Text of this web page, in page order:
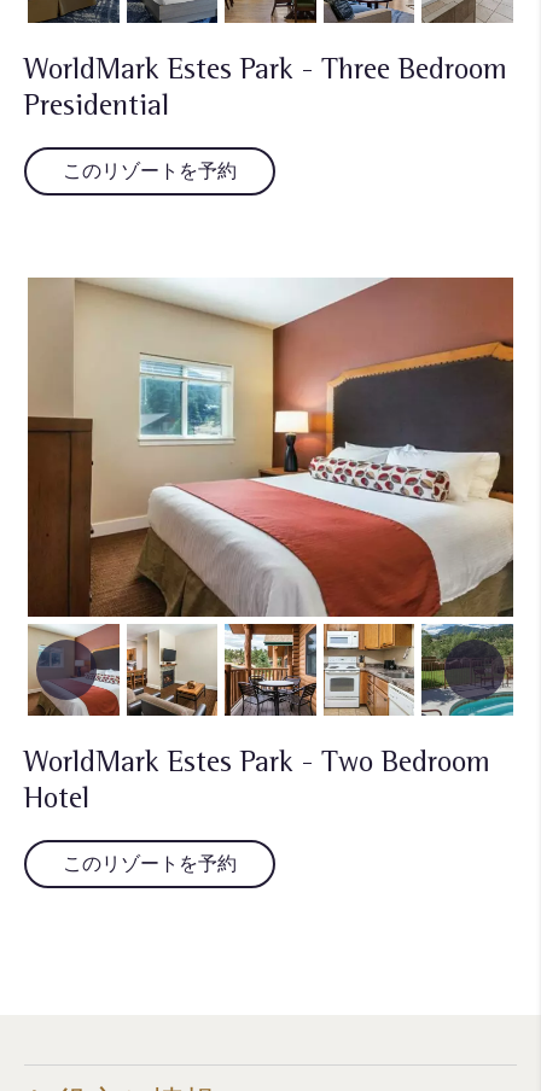
WorldMark Estes Park - Three Bedroom
Presidential
このリゾートを予約
WorldMark Estes Park - Two Bedroom
Hotel
このリゾートを予約